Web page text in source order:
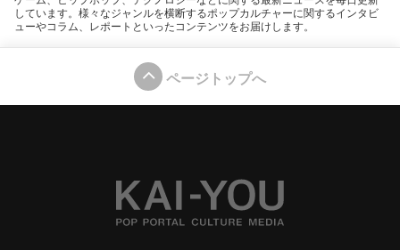
しています。様々なジャンルを横断するポップカルチャーに関するインタビ
ューやコラム、レポートといったコンテンツをお届けします。
ページトップへ